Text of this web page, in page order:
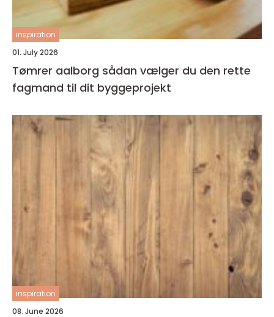
inspiration
01. July 2026
Tømrer aalborg sådan vælger du den rette
fagmand til dit byggeprojekt
inspiration
08. June 2026